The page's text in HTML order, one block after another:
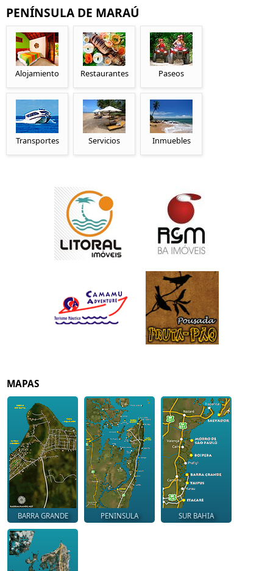
PENÍNSULA DE MARAÚ
Alojamiento Restaurantes Paseos
Transportes Servicios Inmuebles
MAPAS
BARRA GRANDE PENINSULA SUR BAHIA